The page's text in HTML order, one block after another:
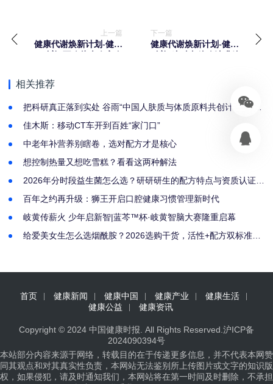
上一篇
健康代谢焕新计划-健康
下一篇
健康代谢焕新计划-健康
相关推荐
把科研真正落到实处 谷雨“中国人肤质与体质原料共创计划”正式
佳木斯：移动CT车开到百姓“家门口”
中老年补营养别瞎卷，选对配方才是核心
想控制热量又想吃雪糕？看看这两种解法
2026年分时段益生菌怎么选？研研研生的配方特点与资质认证解
百年之约再升级：狮王开启口腔健康习惯管理新时代
岐黄传薪火 少年启新智|蓝芩™杯·岐黄智脑大赛隆重启幕
给爱美女生怎么选烟酰胺？2026选购干货，活性+配方双标准筛
首页 健康新闻 健康中国 健康产业
健康生活
健康公益
健康资讯
Copyright © 2024 中国健康时报 . All Rights Reserved. 沪ICP备
2024090394号
本站部分内容来源于网络，转载目的在于传递更多信息，并不代表本网赞
同其观点和对其真实性负责，本网站无法鉴别所上传图片或文字的知识版
权，如果侵犯，请及时通知我们，本网站将在第一时间及时删除，不承担